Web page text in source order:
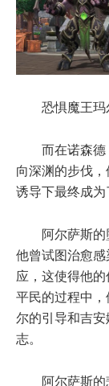
恐惧魔王玛
而在诺森
向深渊的步伐
诱导下最终成为
阿尔萨斯
他曾试图治愈
应，这使得他
平民的过程中
尔的引导和吉
志。
阿尔萨斯